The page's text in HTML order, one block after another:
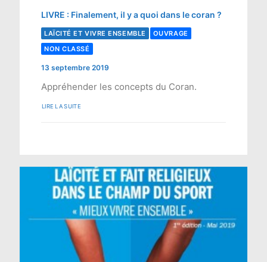
LIVRE : Finalement, il y a quoi dans le coran ?
LAÏCITÉ ET VIVRE ENSEMBLE
OUVRAGE
NON CLASSÉ
13 septembre 2019
Appréhender les concepts du Coran.
LIRE LA SUITE